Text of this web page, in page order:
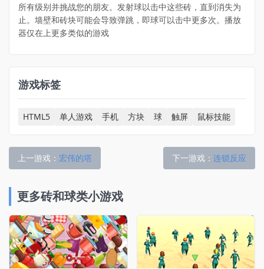
所有级别并挑战您的朋友。发射球以击中这些砖，直到消失为
止。墙壁和砖块可能会导致弹跳，即球可以击中更多次。播放
器仅在上更多类似的游戏
游戏标签
HTML5 单人游戏 手机 方块 球 触屏 鼠标技能
上一游戏： 宏伟的塔 下一游戏： 连锁反应
更多砖和球类小游戏